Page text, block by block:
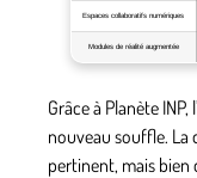
Espaces collaboratifs numériques
Modules de réalité augmentée
Grâce à Planète
nouveau souffle. La
pertinent, mais bien